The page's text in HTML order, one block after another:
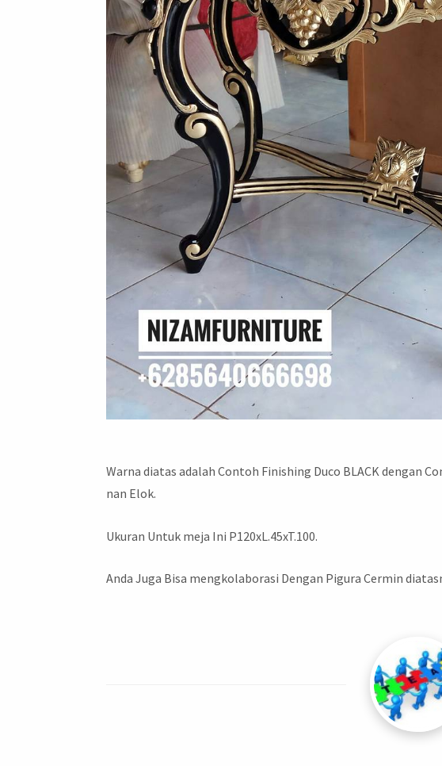
Warna diatas adalah Contoh Finishing Duco BLACK dengan
nan Elok.
Ukuran Untuk meja Ini P120xL.45xT.100.
Anda Juga Bisa mengkolaborasi Dengan Pigura Cermin